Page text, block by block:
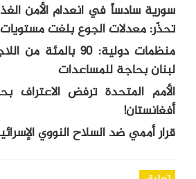
سورية سادساً في انعدام الأمن
تحذّر: معدلات الجوع بلغت
منظمات دولية: 90
لبنان بحاجة للمساعدات
الأمم المتحدة ترفض الاعتراف
أفغانستان!
قرار أممي ضد السلاح النووي